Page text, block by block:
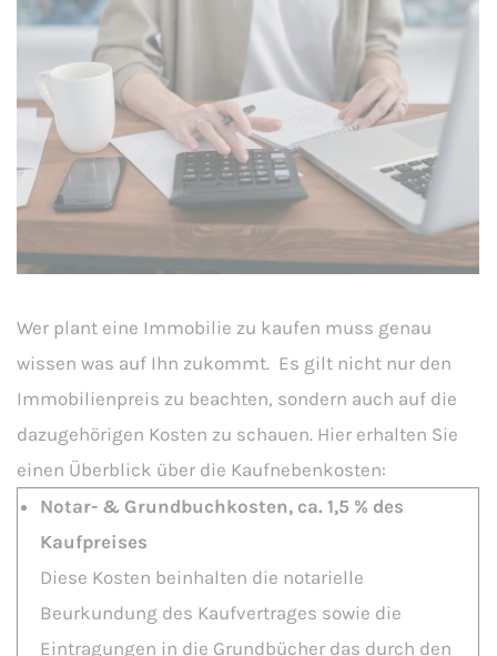
Wer plant eine Immobilie zu kaufen muss genau
wissen was auf Ihn zukommt. Es gilt nicht nur den
Immobilienpreis zu beachten, sondern auch auf die
dazugehörigen Kosten zu schauen. Hier erhalten Sie
einen Überblick über die Kaufnebenkosten:
Notar- & Grundbuchkosten, ca. 1,5 % des
Kaufpreises
Diese Kosten beinhalten die notarielle
Beurkundung des Kaufvertrages sowie die
Eintragungen in die Grundbücher das durch den